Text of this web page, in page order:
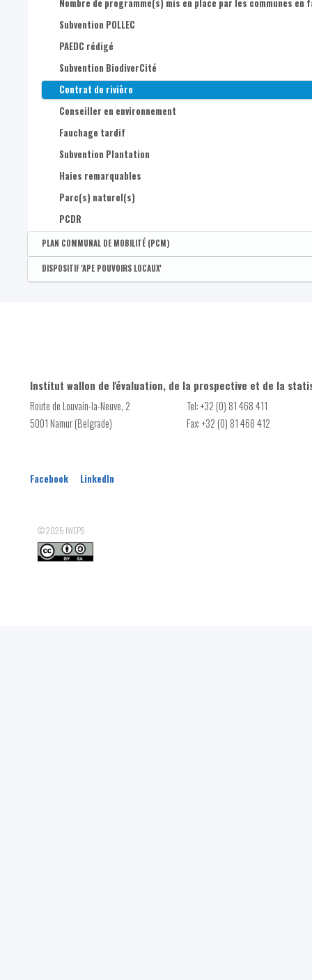
Nombre de programme(s) mis en place par les communes en
Subvention POLLEC
PAEDC rédigé
Subvention BiodiverCité
Contrat de rivière
Conseiller en environnement
Fauchage tardif
Subvention Plantation
Haies remarquables
Parc(s) naturel(s)
PCDR
PLAN COMMUNAL DE MOBILITÉ (PCM)
Disponible par :Commune
DISPOSITIF 'APE POUVOIRS LOCAUX'
Institut wallon de l'évaluation, de la prospective et de la
Route de Louvain-la-Neuve, 2
5001 Namur (Belgrade)
Tel: +32 (0) 81 468 411
Fax: +32 (0) 81 468 412
Facebook LinkedIn
© 2025: IWEPS